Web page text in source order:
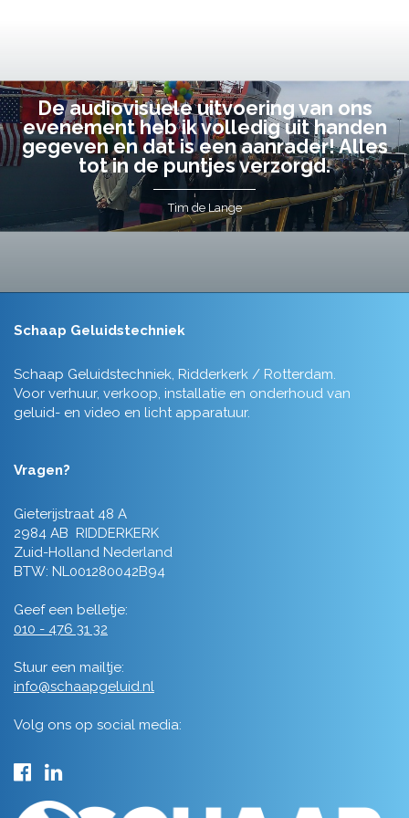
De audiovisuele uitvoering van ons
evenement heb ik volledig uit handen
gegeven en dat is een aanrader! Alles
tot in de puntjes verzorgd.
Tim de Lange
Schaap Geluidstechniek
Schaap Geluidstechniek, Ridderkerk / Rotterdam.
Voor verhuur, verkoop, installatie en onderhoud van
geluid- en video en licht apparatuur.
Vragen?
Gieterijstraat 48 A
2984 AB RIDDERKERK
Zuid-Holland Nederland
BTW: NL001280042B94
Geef een belletje:
010 - 476 31 32
Stuur een mailtje:
info@schaapgeluid.nl
Volg ons op social media: